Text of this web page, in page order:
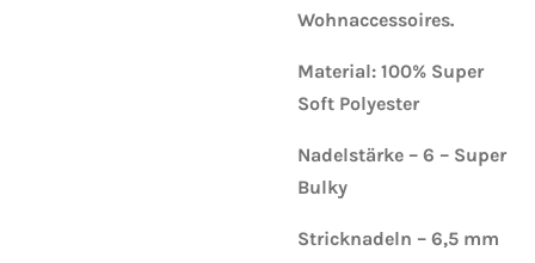
Wohnaccessoires.
Material: 100% Super
Soft Polyester
Nadelstärke – 6 – Super
Bulky
Stricknadeln – 6,5 mm